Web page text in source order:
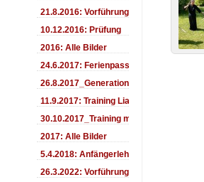
21.8.2016: Vorführung Bergfest Sehnde
10.12.2016: Prüfung
2016: Alle Bilder
24.6.2017: Ferienpass
26.8.2017_Generationentag_Sehnde
11.9.2017: Training LiaSuzuki Hildesheim
30.10.2017_Training mit Ando
2017: Alle Bilder
5.4.2018: Anfängerlehrgang
26.3.2022: Vorführung